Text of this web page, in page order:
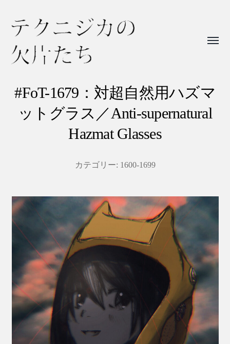
ク
ジ
た
ち
#FoT-1679：対超自然用ハズマ
ットグラス／Anti-supernatural
Hazmat Glasses
カテゴリー: 1600-1699